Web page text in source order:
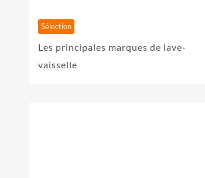
Sélection
Les principales marques de lave-
vaisselle